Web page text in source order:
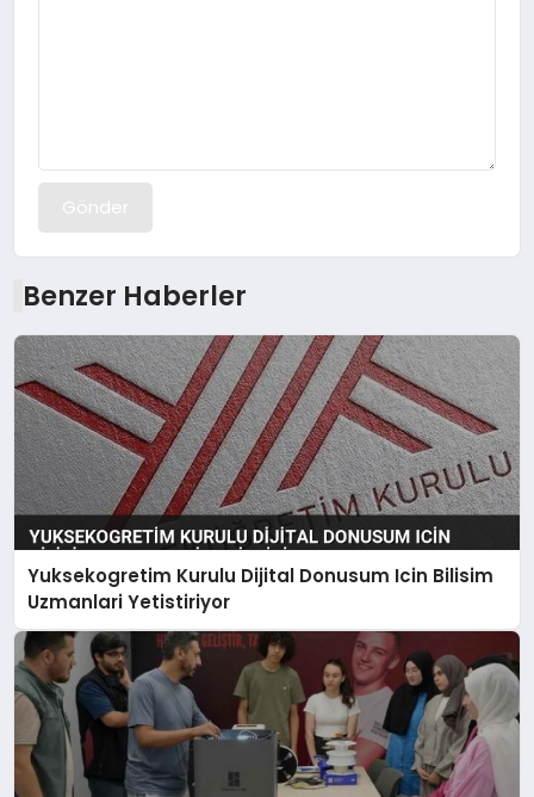
Gönder
Benzer Haberler
Yuksekogretim Kurulu Dijital Donusum Icin Bilisim
Uzmanlari Yetistiriyor